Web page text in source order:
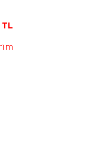
TL